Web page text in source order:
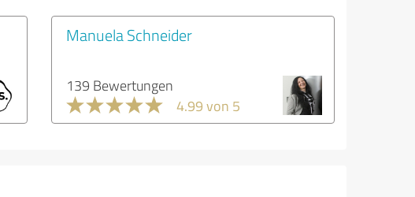
Manuela Schneider
139 Bewertungen
4.99 von 5